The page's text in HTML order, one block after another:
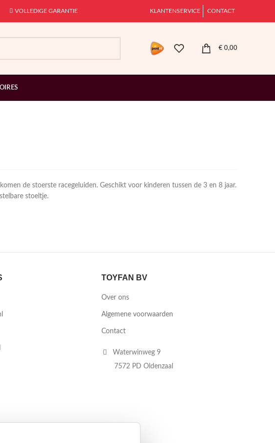
VOLLEDIGE GARANTIE KLANTENSERVICE CONTACT
€ 0,00
de stoerste racegeluiden. Geschikt voor kinderen tussen de 3 en 8 jaar.
stoeltje.
TOYFAN BV
Over ons
Algemene voorwaarden
Contact
Waterwinweg 9
7572 PD Oldenzaal